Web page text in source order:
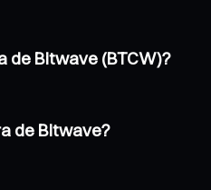
de Bitwave (BTCW)?
de Bitwave?